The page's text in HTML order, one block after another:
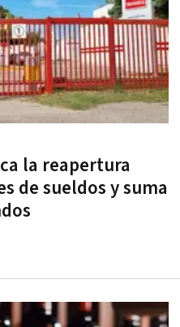
la reapertura
de sueldos y suma